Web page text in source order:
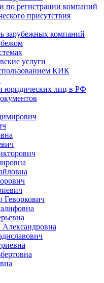
по регистрации компаний
присутствия
зарубежных компаний
услуги
КИК
юридических лиц в РФ
Геворкович